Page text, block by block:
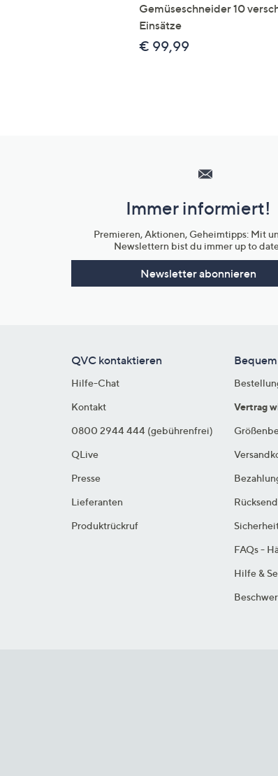
Gemüseschneider 10
Einsätze
€ 99,99
Unternehmensinformationen
Immer informiert!
Premieren, Aktionen, Geheimtipps: Mit
Newslettern bist du immer up to
Newsletter abonnieren
QVC kontaktieren
Hilfe-Chat
Kontakt
0800 2944 444 (gebührenfrei)
QLive
Presse
Lieferanten
Produktrückruf
Vertrag
FAQs -
Hilfe &